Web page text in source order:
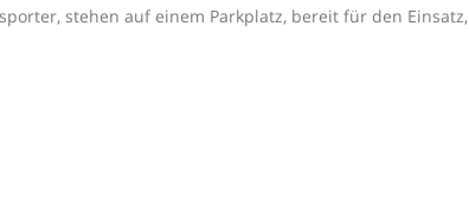
stehen auf einem Parkplatz, bereit für den Einsatz,